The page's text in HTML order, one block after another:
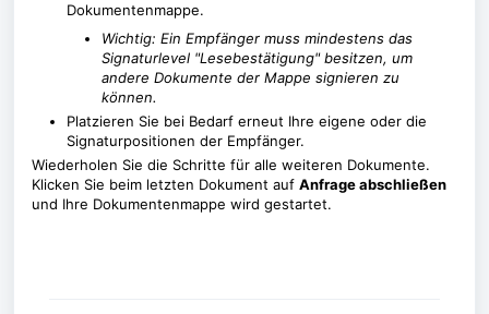
Dokumentenmappe.
Wichtig: Ein Empfänger muss mindestens das
Signaturlevel "Lesebestätigung" besitzen, um
andere Dokumente der Mappe signieren zu
können.
Platzieren Sie bei Bedarf erneut Ihre eigene oder die
Signaturpositionen der Empfänger.
Wiederholen Sie die Schritte für alle weiteren Dokumente.
Klicken Sie beim letzten Dokument auf Anfrage abschließen
und Ihre Dokumentenmappe wird gestartet.